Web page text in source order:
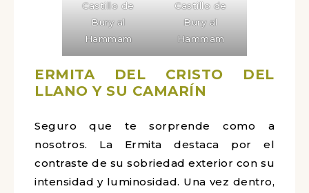
Castillo de
Bury al
Hammam
Castillo de
Bury al
Hammam
ERMITA DEL CRISTO DEL
LLANO Y SU CAMARÍN
Seguro que te sorprende como a
nosotros. La Ermita destaca por el
contraste de su sobriedad exterior con su
intensidad y luminosidad. Una vez dentro,